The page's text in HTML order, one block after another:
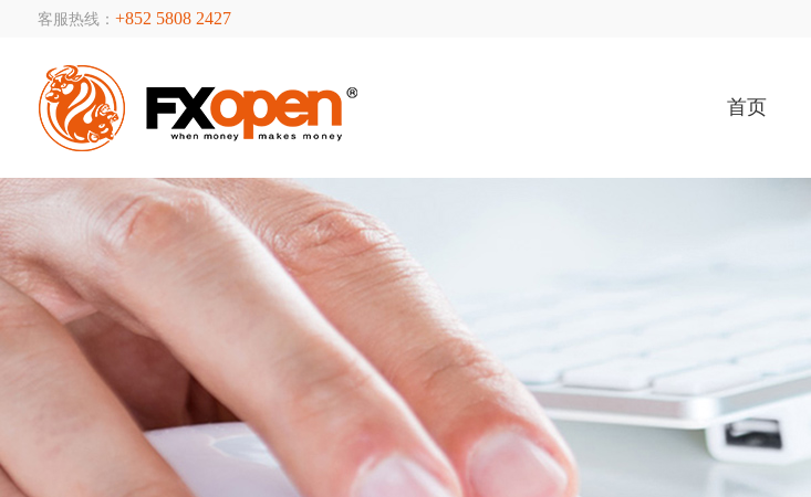
客服热线： +852 5808 2427
首页